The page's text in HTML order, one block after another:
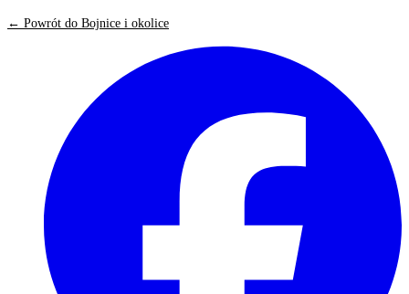
← Powrót do Bojnice i okolice